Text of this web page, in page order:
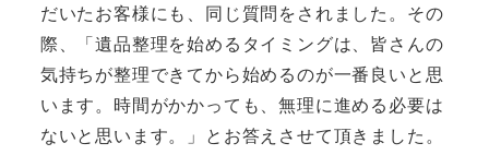
だいたお客様にも、同じ質問をされました。その
際、「遺品整理を始めるタイミングは、皆さんの
気持ちが整理できてから始めるのが一番良いと思
います。時間がかかっても、無理に進める必要は
ないと思います。」とお答えさせて頂きました。